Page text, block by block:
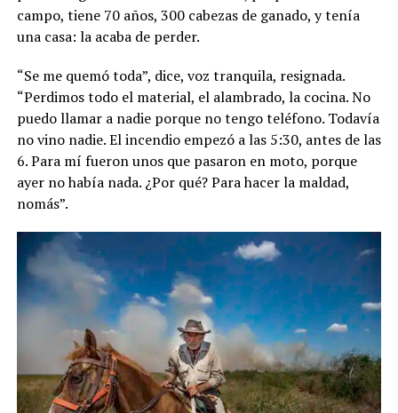
campo, tiene 70 años, 300 cabezas de ganado, y tenía
una casa: la acaba de perder.
“Se me quemó toda”, dice, voz tranquila, resignada.
“Perdimos todo el material, el alambrado, la cocina. No
puedo llamar a nadie porque no tengo teléfono. Todavía
no vino nadie. El incendio empezó a las 5:30, antes de las
6. Para mí fueron unos que pasaron en moto, porque
ayer no había nada. ¿Por qué? Para hacer la maldad,
nomás”.